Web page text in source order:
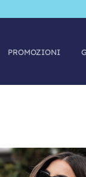
PROMOZIONI